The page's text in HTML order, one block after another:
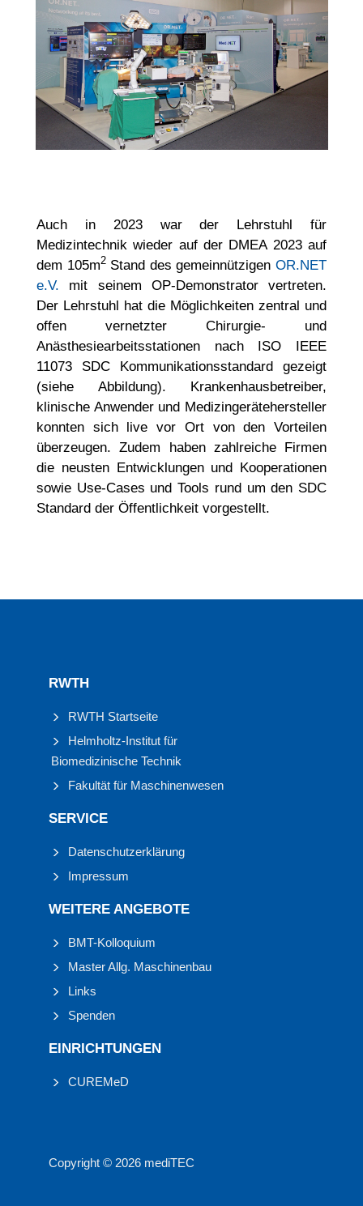
Auch in 2023 war der Lehrstuhl für
Medizintechnik wieder auf der DMEA 2023 auf
dem 105m2Stand des gemeinnützigenOR.NET
e.V. mit seinem OP-Demonstrator vertreten.
Der Lehrstuhl hat die Möglichkeiten zentral und
offen vernetzter Chirurgie- und
Anästhesiearbeitsstationen nach ISO IEEE
11073 SDC Kommunikationsstandard gezeigt
(siehe Abbildung). Krankenhausbetreiber,
klinische Anwender und Medizingerätehersteller
konnten sich live vor Ort von den Vorteilen
überzeugen. Zudem haben zahlreiche Firmen
die neusten Entwicklungen und Kooperationen
sowie Use-Cases und Tools rund um den SDC
Standard der Öffentlichkeit vorgestellt.
RWTH
RWTH Startseite
Helmholtz-Institut für
Biomedizinische Technik
Fakultät für Maschinenwesen
SERVICE
Datenschutzerklärung
Impressum
WEITERE ANGEBOTE
BMT-Kolloquium
Master Allg. Maschinenbau
Links
Spenden
EINRICHTUNGEN
CUREMeD
Copyright © 2026 mediTEC